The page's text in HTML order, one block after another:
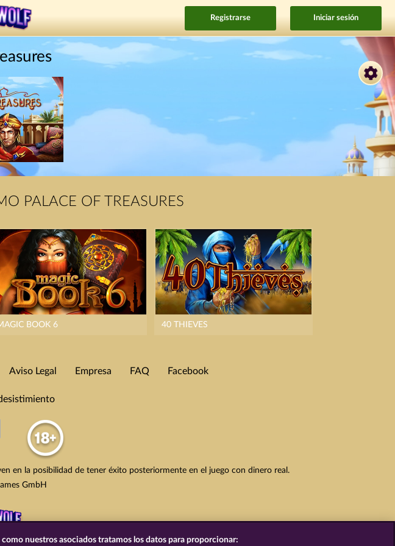
Registrarse Iniciar sesión
PALACE OF TREASURES
BOOK 6 40 THIEVES
Aviso Legal Empresa FAQ Facebook
en la posibilidad de tener éxito posteriormente en el juego con dinero real.
GmbH
nuestros asociados tratamos los datos para proporcionar: